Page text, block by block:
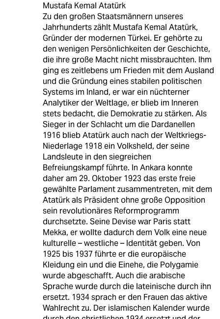
Mustafa Kemal Atatürk
Zu den großen Staatsmännern unseres
Jahrhunderts zählt Mustafa Kemal Atatürk,
Gründer der modernen Türkei. Er gehörte zu
den wenigen Persönlichkeiten der Geschichte,
die ihre große Macht nicht missbrauchten. Ihm
ging es zeitlebens um Frieden mit dem Ausland
und die Gründung eines stabilen politischen
Systems im Inland, er war ein nüchterner
Analytiker der Weltlage, er blieb im Inneren
stets bedacht, die Demokratie zu stärken. Als
Sieger in der Schlacht um die Dardanellen
1916 blieb Atatürk auch nach der Weltkriegs-
Niederlage 1918 ein Volksheld, der seine
Landsleute in den siegreichen
Befreiungskampf führte. In Ankara konnte
daher am 29. Oktober 1923 das erste freie
gewählte Parlament zusammentreten, mit dem
Atatürk als Präsident ohne große Opposition
sein revolutionäres Reformprogramm
durchsetzte. Seine Devise war Paris statt
Mekka, er wollte dadurch dem Volk eine neue
kulturelle – westliche – Identität geben. Von
1925 bis 1937 führte er die europäische
Kleidung ein und die Einehe, die Polygamie
wurde abgeschafft. Auch die arabische
Sprache wurde durch die lateinische durch ihn
ersetzt. 1934 sprach er den Frauen das aktive
Wahlrecht zu. Der islamischen Kalender wurde